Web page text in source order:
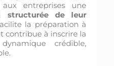
entreprises une
structurée de leur
la préparation à
contribue à inscrire la
crédible,